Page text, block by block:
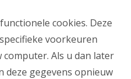
cookies. Deze
voorkeuren
Als u dan later
deze gegevens opnieuw